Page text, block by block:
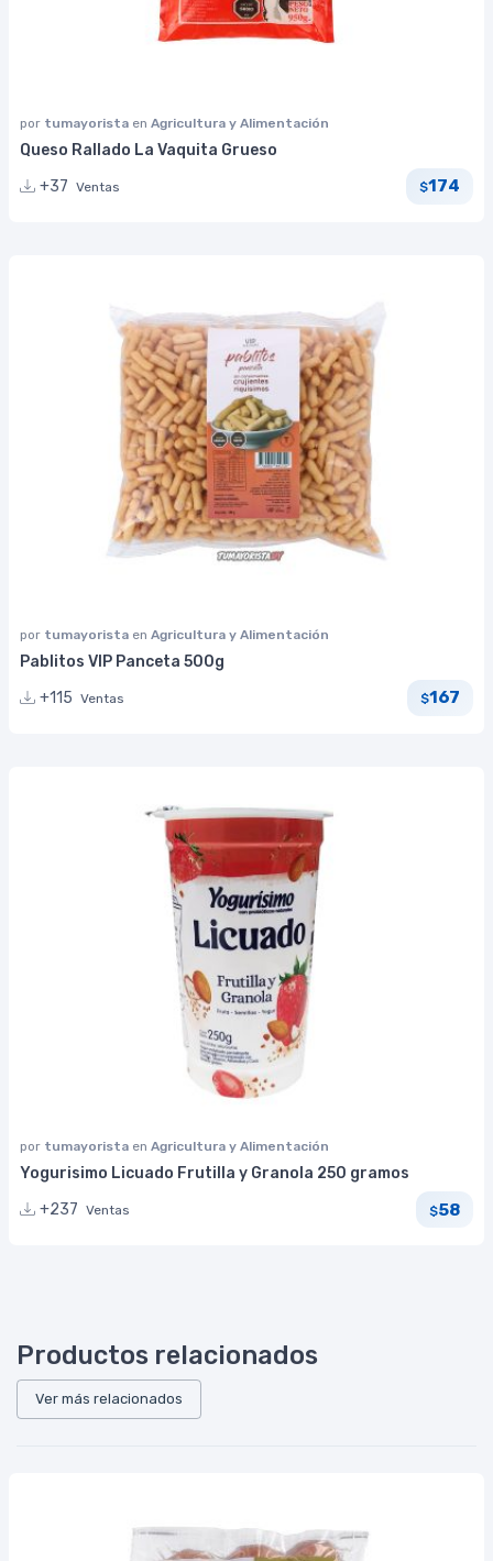
por tumayorista en Agricultura y Alimentación
Queso Rallado La Vaquita Grueso
+37 Ventas $174
por tumayorista en Agricultura y Alimentación
Pablitos VIP Panceta 500g
+115 Ventas $167
por tumayorista en Agricultura y Alimentación
Yogurisimo Licuado Frutilla y Granola 250 gramos
+237 Ventas $58
Productos relacionados
Ver más relacionados